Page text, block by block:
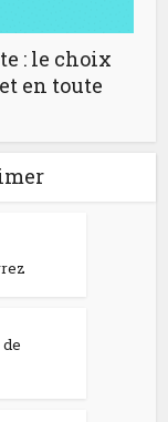
: le choix
en toute